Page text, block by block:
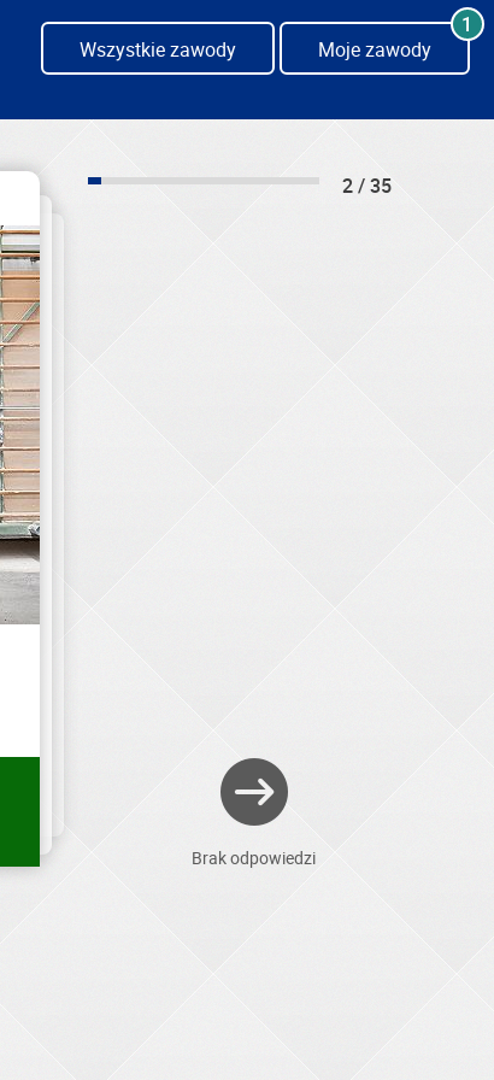
Wszystkie zawody Moje zawody
1
2 / 35
Brak odpowiedzi